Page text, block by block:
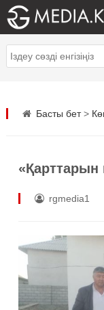
Басты бет>
«Қарттарын
rgmedia1